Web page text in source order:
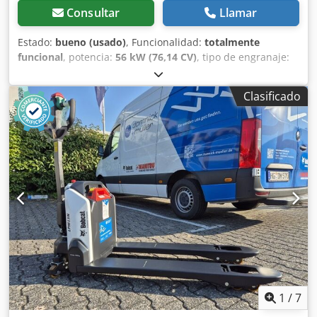
Consultar Llamar
Estado: bueno (usado), Funcionalidad: totalmente
funcional, potencia: 56 kW (76,14 CV), tipo de engranaje:
, tipo de combustible:
elevación:2.200 kg/m, Año de fabricación:2008, horas de
funcionamiento:4.871 h, Equipamiento:cabina, horquillas
para palés, Cargadora telescópica BOBCAT T2250 Año de
fabricación: 2008 Según contador: 4.871 horas Capacidad
de elevación: 2,2 toneladas Altura de elevación: 5 metros
Potencia: 56 kW Transmisión hidrostática de 2 velocidades
Altura total: solo 198 cm Ancho total: solo 190 cm - Incluye
horquilla - Acoplamiento rápido mecánico - Circuito
auxiliar hasta el soporte de la horquilla - Tracción a las
cuatro ruedas - 3 modos de dirección - Control mediante
joystick Csdpfx Aszr En Ioklsha - Cámara de visión trasera -
Cabina con calefacción - Sistema de iluminación con
intermitentes - Lista para su uso inmediato - Buenos
neumáticos - Incluye homologación para carretera (Países
Bajos) Precio de venta: 21.900,00 € (neto) ¡También es
posible una entrega económica! Con un recargo, también
Clasificado
1 /7